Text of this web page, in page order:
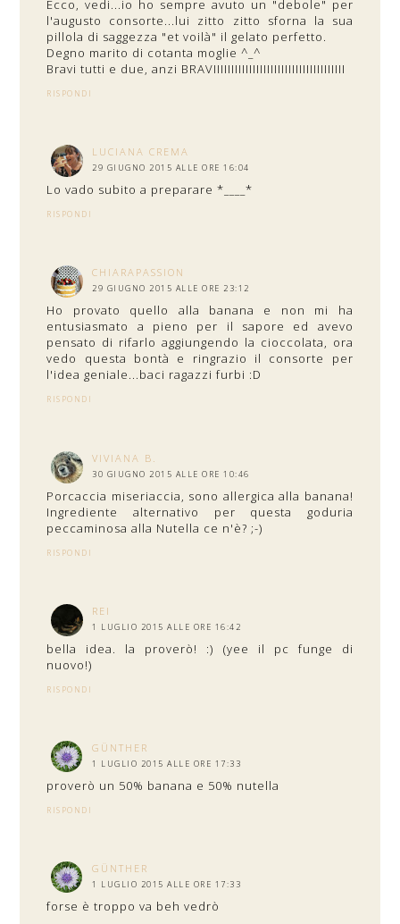
Ecco, vedi...io ho sempre avuto un "debole" per
l'augusto consorte...lui zitto zitto sforna la sua
pillola di saggezza "et voilà" il gelato perfetto.
Degno marito di cotanta moglie ^_^
Bravi tutti e due, anzi BRAVIIIIIIIIIIIIIIIIIIIIIIIIIIIIIIIIIIIII
RISPONDI
LUCIANA CREMA
29 GIUGNO 2015 ALLE ORE 16:04
Lo vado subito a preparare *____*
RISPONDI
CHIARAPASSION
29 GIUGNO 2015 ALLE ORE 23:12
Ho provato quello alla banana e non mi ha
entusiasmato a pieno per il sapore ed avevo
pensato di rifarlo aggiungendo la cioccolata, ora
vedo questa bontà e ringrazio il consorte per
l'idea geniale...baci ragazzi furbi :D
RISPONDI
VIVIANA B.
30 GIUGNO 2015 ALLE ORE 10:46
Porcaccia miseriaccia, sono allergica alla banana!
Ingrediente alternativo per questa goduria
peccaminosa alla Nutella ce n'è? ;-)
RISPONDI
REI
1 LUGLIO 2015 ALLE ORE 16:42
bella idea. la proverò! :) (yee il pc funge di
nuovo!)
RISPONDI
GÜNTHER
1 LUGLIO 2015 ALLE ORE 17:33
proverò un 50% banana e 50% nutella
RISPONDI
GÜNTHER
1 LUGLIO 2015 ALLE ORE 17:33
forse è troppo va beh vedrò